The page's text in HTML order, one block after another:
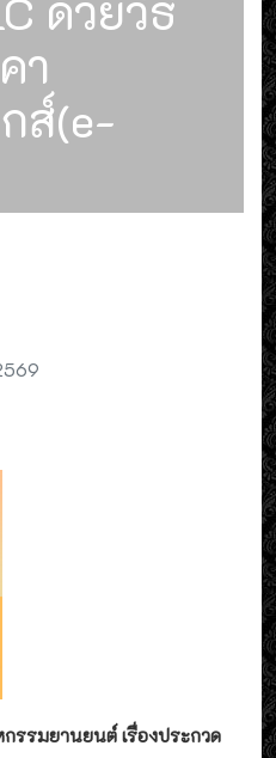
ด้วยวิธี
า
ส์(e-
รรมยานยนต์ เรื่องประกวด